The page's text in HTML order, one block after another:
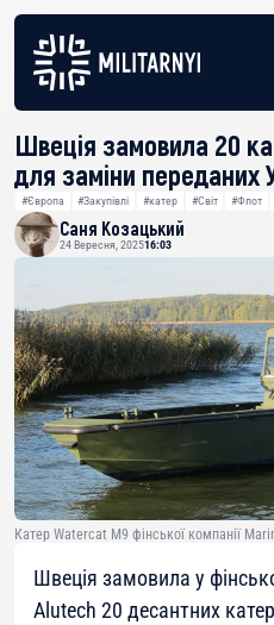
Швеція замовила 20
для заміни переданих
#Європа #Закупівлі #катер #Світ #Флот
Саня Козацький
24 Вересня, 202516:03
Катер Watercat M9 фінської компанії
Швеція замовила у
Alutech 20 десантних